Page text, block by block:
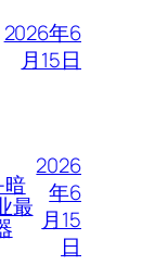
2026年6
月15日
暗
最
2026
年6
月15
日